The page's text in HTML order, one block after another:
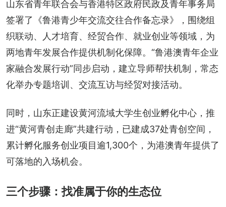
山东省青年联合会与香港特区政府民政及青年事务局
签署了《鲁港青少年交流交往合作备忘录》，围绕组
织联动、人才培育、经贸合作、就业创业等领域，为
两地青年发展合作提供机制化保障。“鲁港澳青年企业
家融合发展行动”同步启动，建立导师帮扶机制，常态
化举办专题培训、交流互访与经贸对接活动。
同时，山东正建设黄河流域大学生创业孵化中心，推
进“黄河青创走廊”共建行动，已建成37处青创空间，
累计孵化服务创业项目逾1,300个，为港澳青年提供了
可落地的入场机会。
三个步骤：找准属于你的生态位